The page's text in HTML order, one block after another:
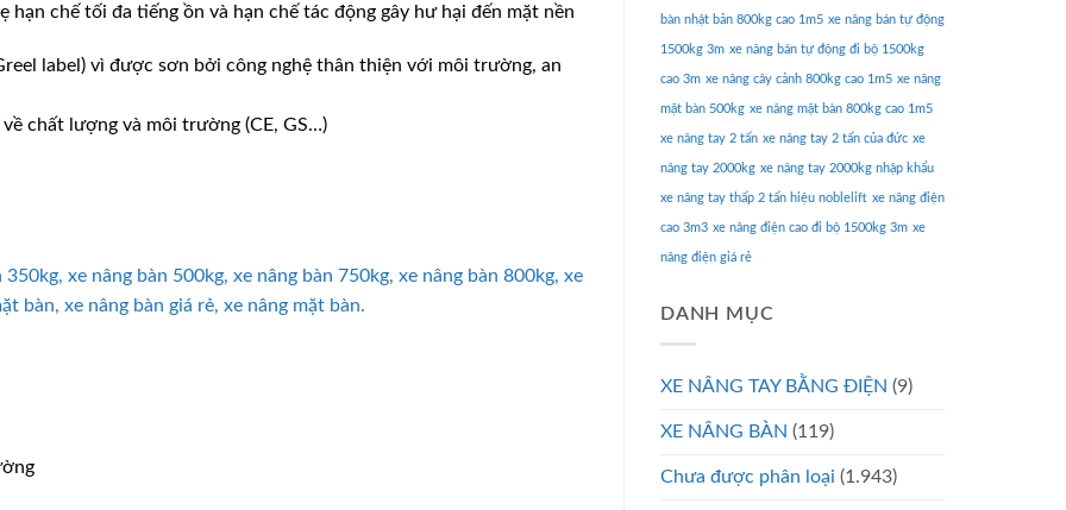
hạn chế tối đa tiếng ồn và hạn chế tác động gây hư hại đến mặt nền
label) vì được sơn bởi công nghệ thân thiện với môi trường, an
chất lượng và môi trường (CE, GS…)
xe nâng bàn 500kg, xe nâng bàn 750kg, xe nâng bàn 800kg, xe
bàn, xe nâng bàn giá rẻ, xe nâng mặt bàn.
bàn nhật bản 800kg cao 1m5 xe nâng bán tự động
1500kg 3m xe nâng bán tự động đi bộ 1500kg
cao 3m xe nâng cây cảnh 800kg cao 1m5 xe nâng
mặt bàn 500kg xe nâng mặt bàn 800kg cao 1m5
xe nâng tay 2 tấn xe nâng tay 2 tấn của đức xe
nâng tay 2000kg xe nâng tay 2000kg nhập khẩu
xe nâng tay thấp 2 tấn hiệu noblelift xe nâng điện
cao 3m3 xe nâng điện cao đi bộ 1500kg 3m xe
nâng điện giá rẻ
DANH MỤC
XE NÂNG TAY BẰNG ĐIỆN (9)
XE NÂNG BÀN (119)
Chưa được phân loại (1.943)